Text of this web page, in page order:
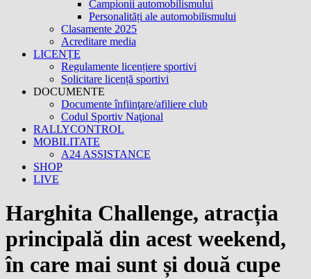
Campionii automobilismului
Personalități ale automobilismului
Clasamente 2025
Acreditare media
LICENȚE
Regulamente licențiere sportivi
Solicitare licență sportivi
DOCUMENTE
Documente înfiinţare/afiliere club
Codul Sportiv Naţional
RALLYCONTROL
MOBILITATE
A24 ASSISTANCE
SHOP
LIVE
Harghita Challenge, atracția
principală din acest weekend,
în care mai sunt și două cupe